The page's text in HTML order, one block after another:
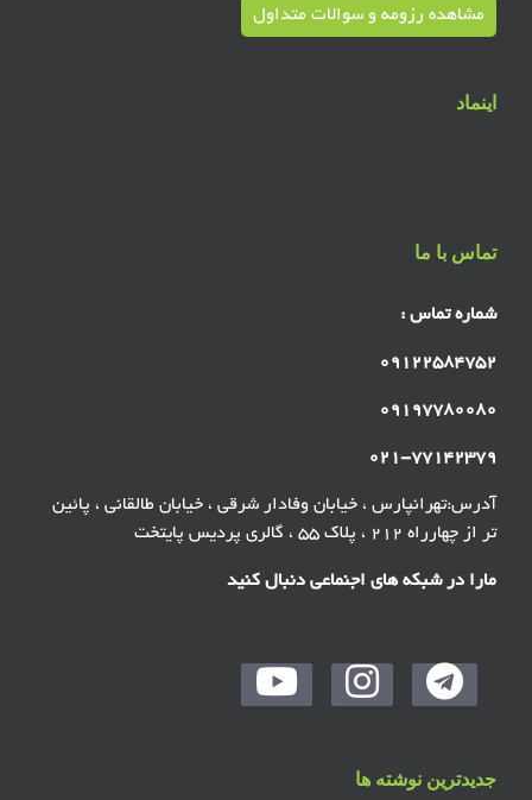
مشاهده رزومه و سوالات متداول
اینماد
تماس با ما
شماره تماس :
۰۹۱۲۲۵۸۴۷۵۲
۰۹۱۹۷۷۸۰۰۸۰
۰۲۱-۷۷۱۴۲۳۷۹
آدرس:تهرانپارس ، خیابان وفادار شرقی ، خیابان طالقانی ، پائین
تر از چهارراه ۲۱۲ ، پلاک ۵۵ ، گالری پردیس پایتخت
مارا در شبکه های اجنماعی دنبال کنید
جدیدترین نوشته ها